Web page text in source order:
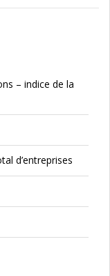
– indice de la
d’entreprises